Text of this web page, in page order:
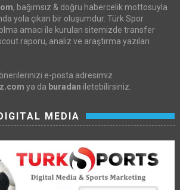
, bağımsız & doğru habercelik mottosuyla
yola çıkan bir oluşumdur. Türk Spor
amacı ile kurulan sitemizde transfer
raporu, analiz ve araştırma yazıları
e-posta adresimiz
ya da buradan iletebilirsiniz.
MEDIA